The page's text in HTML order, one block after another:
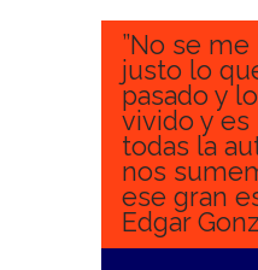
”No se me
justo lo
pasado y
vivido y es
todas la
nos
ese gran
Edgar